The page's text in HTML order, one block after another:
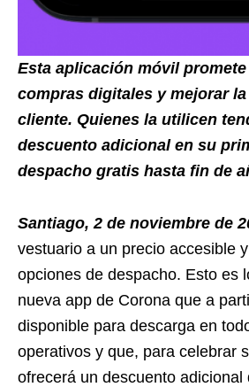
Esta aplicación móvil
compras digitales y mejorar
cliente. Quienes la utilicen
descuento adicional en su
despacho gratis hasta fin de
Santiago, 2 de noviembre de
vestuario a un precio accesible
opciones de despacho. Esto es
nueva app de Corona que a
disponible para descarga en
operativos y que, para celebrar
ofrecerá un descuento adicional